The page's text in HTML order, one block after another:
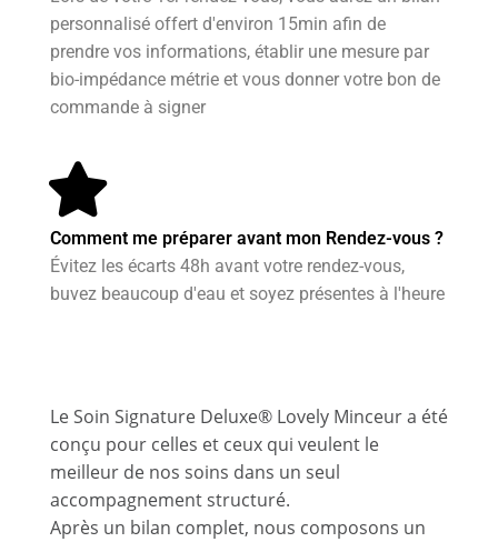
personnalisé offert d'environ 15min afin de
prendre vos informations, établir une mesure par
bio-impédance métrie et vous donner votre bon de
commande à signer
Comment me préparer avant mon Rendez-vous ?
Évitez les écarts 48h avant votre rendez-vous,
buvez beaucoup d'eau et soyez présentes à l'heure
Le Soin Signature Deluxe® Lovely Minceur a été
conçu pour celles et ceux qui veulent le
meilleur de nos soins dans un seul
accompagnement structuré.
Après un bilan complet, nous composons un